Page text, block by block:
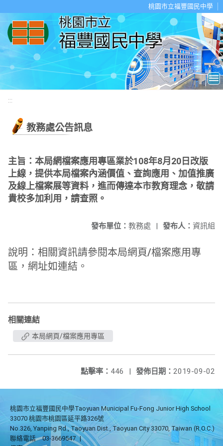
桃園市立福豐國民中學
:::
教務處公告訊息
主旨：本局網檔案應用專區業於108年8月20日改版
上線，提供本局檔案內涵價值、查詢應用、加值推廣
及線上檔案展等資料，進而傳達本市教育理念，敬請
貴校多加利用，請查照。
發布人： 資訊組
發布單位： 教務處 |
說明：相關資訊請參閱本局網頁/檔案應用專
區，網址如連結。
相關連結
本局網頁/檔案應用專區
發佈日期： 2019-09-02
點擊率： 446 |
桃園市立福豐國民中學Taoyuan Municipal Fu-Fong Junior High School
33070 桃園市桃園區延平路326號
No.326, Yanping Rd., Taoyuan Dist., Taoyuan City 33070, Taiwan (R.O.C.)
聯絡電話
03-3669547 |